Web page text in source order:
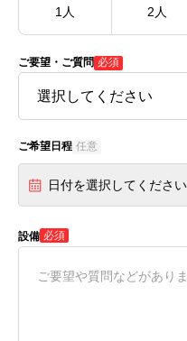
1人 2人
ご要望・ご質問 必須
ご希望日程 任意
日付を選択してください
設備 必須